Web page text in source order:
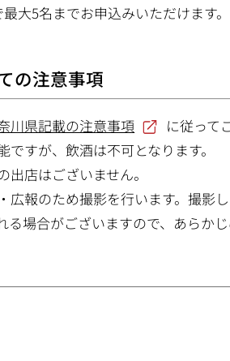
大5名までお申込みいただけます。
の注意事項
川県記載の注意事項
に従って
ですが、飲酒は不可となります。
出店はございません。
広報のため撮影を行います。撮影
る場合がございますので、あらかじ